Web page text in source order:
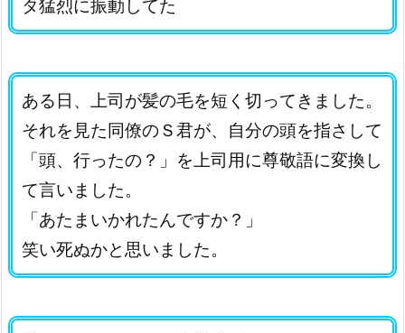
タ猛烈に振動してた
ある日、上司が髪の毛を短く切ってきました。
それを見た同僚のＳ君が、自分の頭を指さして
「頭、行ったの？」を上司用に尊敬語に変換し
て言いました。
「あたまいかれたんですか？」
笑い死ぬかと思いました。